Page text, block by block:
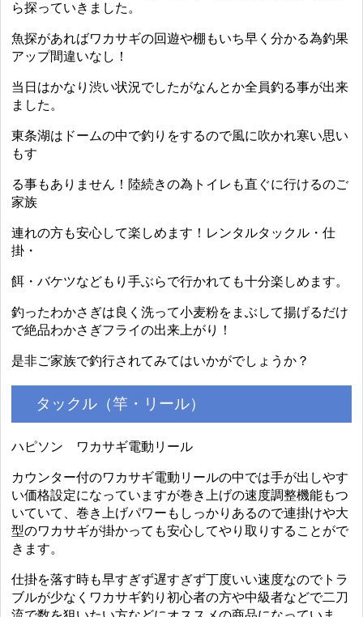
ら探っていきました。
魚探があればワカサギの回遊や棚もいち早く分かる為釣果
アップ間違いなし！
当日はかなり渋い状況でしたがなんとか全員釣る事が出来
ました。
東条湖はドームの中で釣りをするので風に吹かれ寒い思い
もす
る事もありません！陸続きの為トイレも直ぐに行けるのご
家族
連れの方も安心して楽しめます！レンタルタックル・仕
掛・
餌・バケツなどもり手ぶらで行かれても十分楽しめます。
釣ったわかさぎは良く洗って小麦粉をまぶして揚げるだけ
で絶品わかさぎフライの出来上がり！
是非ご家族で釣行されてみてはいかがでしょうか？
タックル（竿・リール）
ハピソン ワカサギ電動リール
カウンター付のワカサギ電動リールの中では手が出しやす
い価格設定になっていますが巻き上げの速度調整機能もつ
いていて、巻き上げパワーもしっかりあるので連掛けや大
型のワカサギが掛かっても安心してやり取りすることがで
きます。
仕掛を落す時も早すぎず遅すぎず丁度いい速度なのでトラ
ブルが少なくワカサギ釣り初心者の方や中級者などで二刀